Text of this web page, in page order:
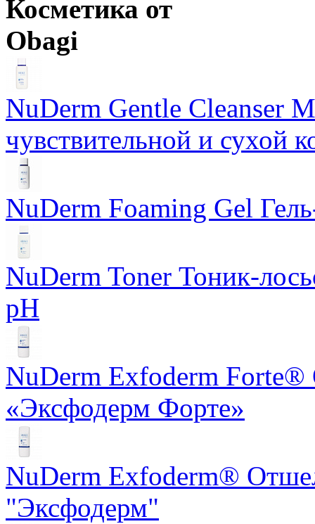
Косметика от
Obagi
NuDerm Gentle Cleanser
чувствительной и сухой
NuDerm Foaming Gel
NuDerm Toner Тоник-
pH
NuDerm Exfoderm
«Эксфодерм Форте»
NuDerm Exfoderm®
"Эксфодерм"